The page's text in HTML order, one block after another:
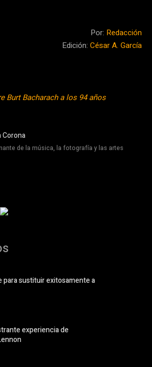
Por: Redacción
Edición: César A. García
Burt Bacharach a los 94 años
Corona
de la música, la fotografía y las artes
para sustituir exitosamente a
experiencia de